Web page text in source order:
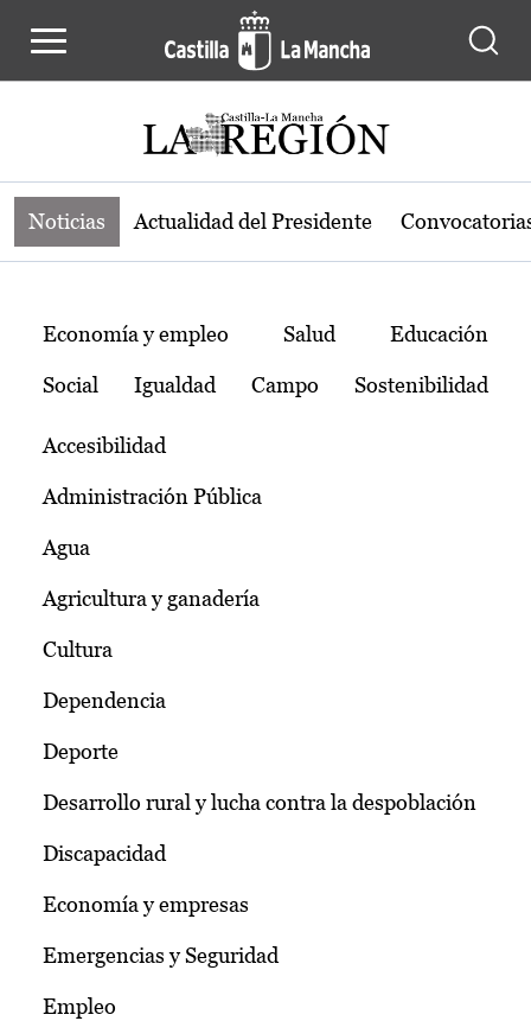
Noticias de la región de Castilla-La
Noticias Actualidad del Presidente
Temas
Economía y empleo Salud Educación
Social Igualdad Campo Sostenibilidad
Accesibilidad
Administración Pública
Agua
Agricultura y ganadería
Cultura
Dependencia
Deporte
Desarrollo rural y lucha contra la despoblación
Discapacidad
Economía y empresas
Emergencias y Seguridad
Empleo